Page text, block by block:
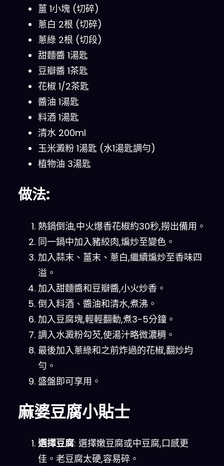
薑 1小塊 (切碎)
蔥白 2根 (切碎)
蔥綠 2根 (切段)
甜麵醬 1湯匙
豆瓣醬 1茶匙
花椒 1/2茶匙
醬油 1湯匙
料酒 1湯匙
清水 200ml
玉米澱粉 1湯匙 (水1湯匙調勻)
植物油 3湯匙
做法:
熱鍋倒油,中火爆香花椒約30秒,撈出備用。
同一鍋中加入豬絞肉,煸炒至變色。
加入蒜末、薑末、蔥白,繼續煸炒至香味四
溢。
加入甜麵醬和豆瓣醬,小火炒香。
倒入料酒、醬油和清水,煮沸。
加入豆腐塊,輕輕翻動,煮3-5分鐘。
調入水澱粉勾芡,使湯汁略微濃稠。
最後加入蔥綠和之前炸過的花椒,翻炒均
勻。
盛盤即可享用。
麻婆豆腐小貼士
選擇豆腐: 選擇嫩豆腐或中豆腐,口感更
佳。老豆腐太硬,容易碎。